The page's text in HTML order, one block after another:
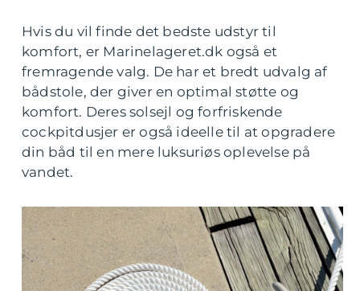
Hvis du vil finde det bedste udstyr til
komfort, er Marinelageret.dk også et
fremragende valg. De har et bredt udvalg af
bådstole, der giver en optimal støtte og
komfort. Deres solsejl og forfriskende
cockpitdusjer er også ideelle til at opgradere
din båd til en mere luksuriøs oplevelse på
vandet.